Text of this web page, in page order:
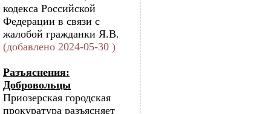
кодекса Российской
Федерации в связи с
жалобой гражданки Я.В.
(добавлено 2024-05-30 )
Разъяснения:
Добровольцы
Приозерская городская
прокуратура разъясняет